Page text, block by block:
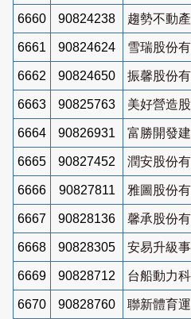
6660 90824238 趨勢不動
6661 90824624 雪瑞股份
6662 90824650 振馨股份
6663 90825763 美好營造
6664 90826931 富勝開發
6665 90827452 潤安股份
6666 90827811 雅圖股份
6667 90828136 馨承股份
6668 90828305 安易升級
6669 90828712 台船動力
6670 90828760 聯新體育